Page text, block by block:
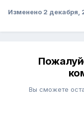
Изменено 2 декабря,
Вы сможете